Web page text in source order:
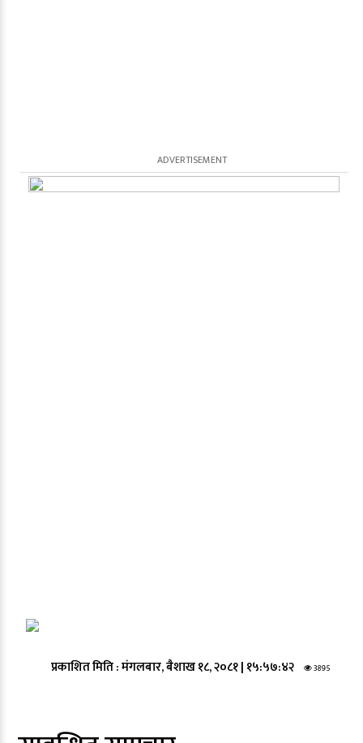
प्रकाशित मिति :मंगलबार, बैशाख १८, २०८१| १५:५७:४२ 3895